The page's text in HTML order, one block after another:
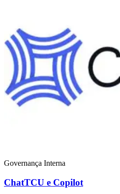
Governança Interna
ChatTCU e Copilot